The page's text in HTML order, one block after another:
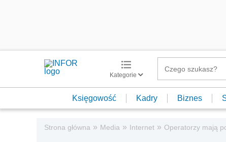
Kategorie
Księgowość Kadry Biznes
Strona główna » Media » Internet » Operatorzy mają